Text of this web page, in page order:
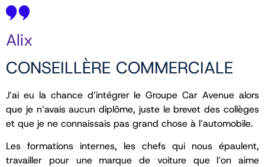
Alix
CONSEILLÈRE COMMERCIALE
J’ai eu la chance d’intégrer le Groupe Car Avenue alors
que je n’avais aucun diplôme, juste le brevet des collèges
et que je ne connaissais pas grand chose à l’automobile.
Les formations internes, les chefs qui nous épaulent,
travailler pour une marque de voiture que l’on aime